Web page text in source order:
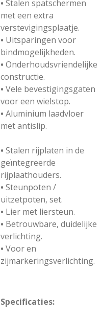
• Stalen spatschermen
met een extra
verstevigingsplaatje.
• Uitsparingen voor
bindmogelijkheden.
• Onderhoudsvriendelijke
constructie.
• Vele bevestigingsgaten
voor een wielstop.
• Aluminium laadvloer
met antislip.
• Stalen rijplaten in de
geïntegreerde
rijplaathouders.
• Steunpoten /
uitzetpoten, set.
• Lier met liersteun.
• Betrouwbare, duidelijke
verlichting.
• Voor en
zijmarkeringsverlichting.
Specificaties: